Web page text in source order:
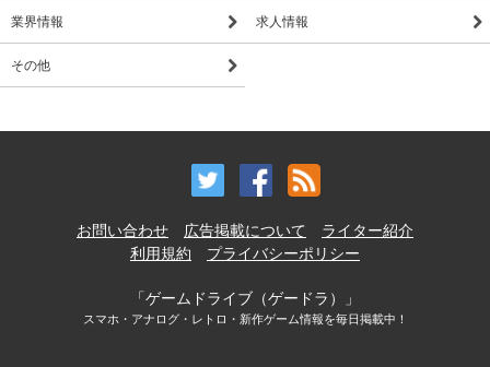
業界情報 求人情報
その他
お問い合わせ 広告掲載について
ライター紹介
利用規約
プライバシーポリシー
「ゲームドライブ（ゲードラ）」
スマホ・アナログ・レトロ・新作ゲーム情報を毎日掲載中！